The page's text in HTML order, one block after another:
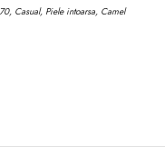
Casual, Piele intoarsa, Camel